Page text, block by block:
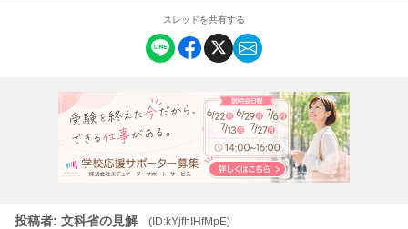
スレッドを共有する
投稿者: 文科省の見解
(ID:kYjfhIHfMpE)